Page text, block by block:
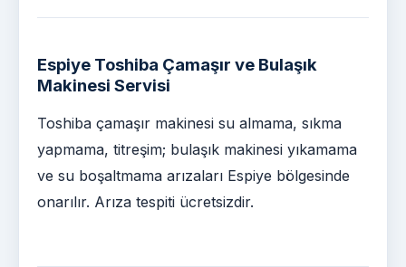
Espiye Toshiba Çamaşır ve Bulaşık
Makinesi Servisi
Toshiba çamaşır makinesi su almama, sıkma
yapmama, titreşim; bulaşık makinesi yıkamama
ve su boşaltmama arızaları Espiye bölgesinde
onarılır. Arıza tespiti ücretsizdir.